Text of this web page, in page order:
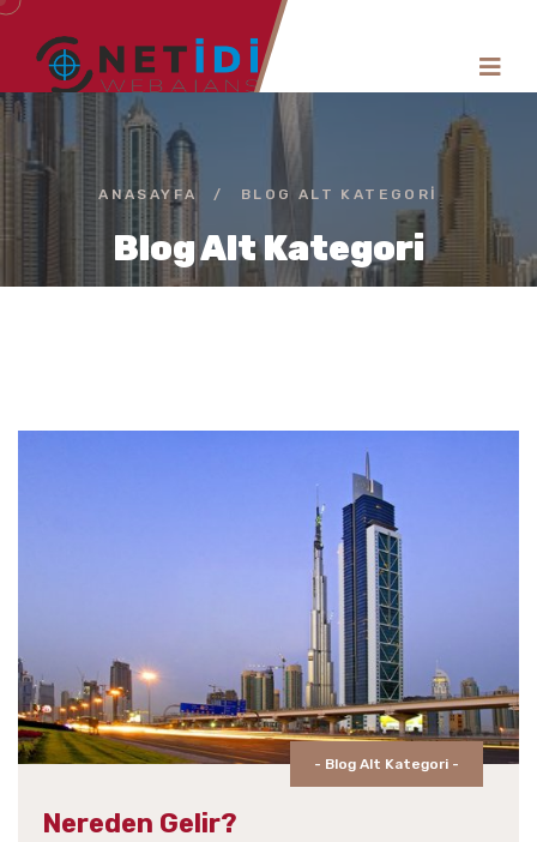
ANASAYFA / BLOG ALT KATEGORI
Blog Alt Kategori
- Blog Alt Kategori -
Nereden Gelir?